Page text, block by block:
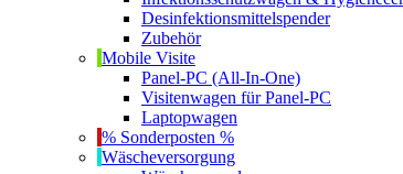
Desinfektionsmittelspender
Zubehör
Mobile Visite
Panel-PC (All-In-One)
Visitenwagen für Panel-PC
Laptopwagen
% Sonderposten %
Wäscheversorgung